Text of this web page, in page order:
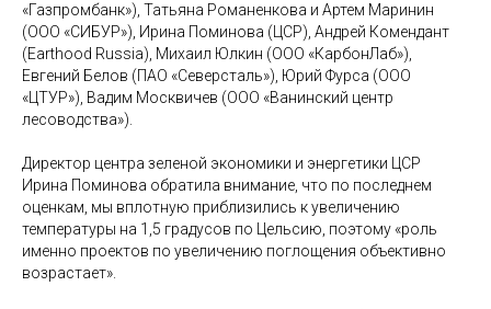
«Газпромбанк»), Татьяна Романенкова и Артем Маринин
(ООО «СИБУР»), Ирина Поминова (ЦСР), Андрей Комендант
(Earthood Russia), Михаил Юлкин (ООО «КарбонЛаб»),
Евгений Белов (ПАО «Северсталь»), Юрий Фурса (ООО
«ЦТУР»), Вадим Москвичев (ООО «Ванинский центр
лесоводства»).
Директор центра зеленой экономики и энергетики ЦСР
Ирина Поминова обратила внимание, что по последнем
оценкам, мы вплотную приблизились к увеличению
температуры на 1,5 градусов по Цельсию, поэтому «роль
именно проектов по увеличению поглощения объективно
возрастает».